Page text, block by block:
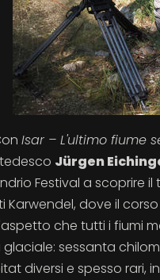
Isar – L'ultimo fiume
Jürgen
Festival a scoprire il
Karwendel, dove il
che tutti i fiumi
sessanta
diversi e spesso rari,